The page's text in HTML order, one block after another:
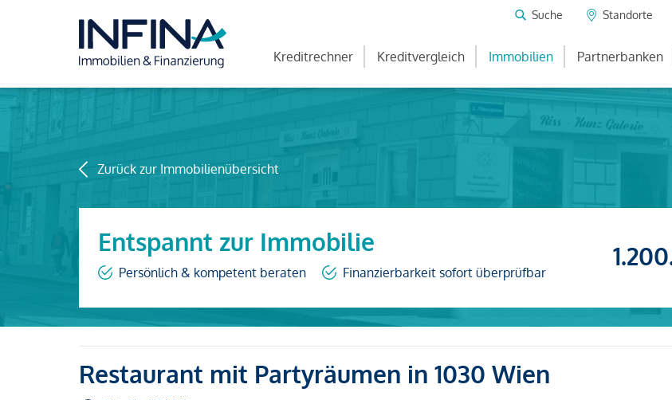
Suche Standorte
Kreditrechner Kreditvergleich Immobilien Partnerbanken
Zurück zur Immobilienübersicht
Entspannt zur Immobilie
Persönlich & kompetent beraten Finanzierbarkeit sofort überprüfbar
Restaurant mit Partyräumen in 1030 Wien